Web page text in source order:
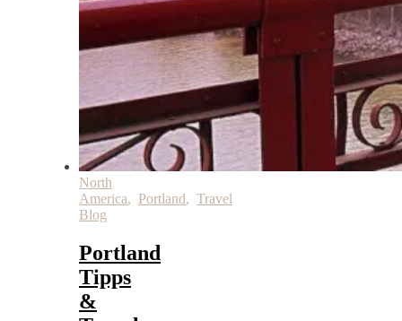
North
America, Portland, Travel
Blog
Portland
Tipps
&